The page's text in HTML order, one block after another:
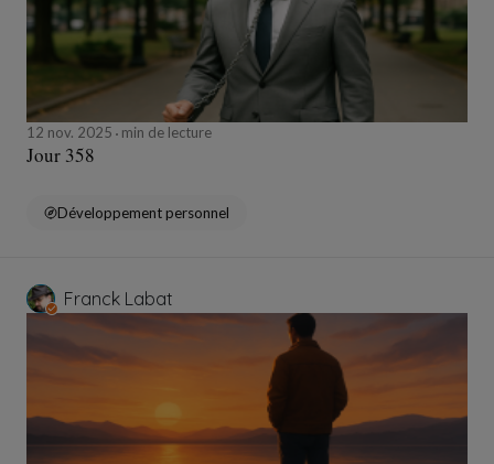
12 nov. 2025 min de lecture
Jour 358
Développement personnel
Franck Labat